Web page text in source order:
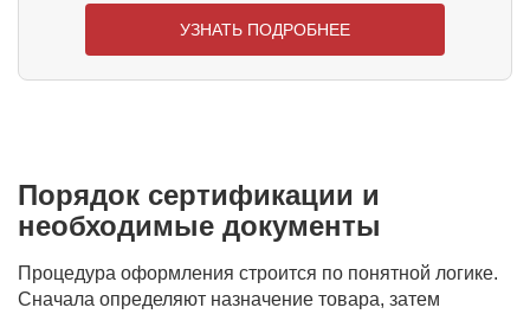
УЗНАТЬ ПОДРОБНЕЕ
Порядок сертификации и
необходимые документы
Процедура оформления строится по понятной логике.
Сначала определяют назначение товара, затем